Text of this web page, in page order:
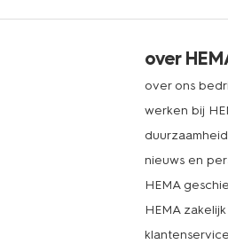
over
over ons
werken bij
duurzaamheid
nieuws en
HEMA
HEMA zakelijk
klantenservice